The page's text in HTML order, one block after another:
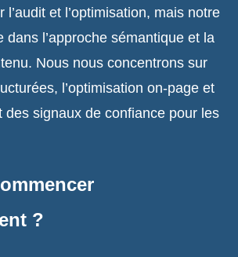
l’audit et l’optimisation, mais notre
dans l’approche sémantique et la
Nous nous concentrons sur
l’optimisation on-page et
des signaux de confiance pour les
?